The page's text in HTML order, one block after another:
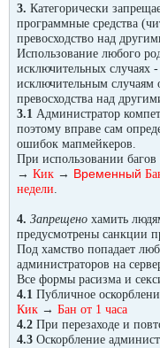
3. Категорически
программные средства
превосходство над
Использование любого
исключительных случаях -
исключительным случаям
превосходства над
3.1 Администратор
поэтому вправе сам
ошибок мапмейкеров.
При использовании багов
→ Кик → Временный
недели
4. Запрещено хамить
предусмотрены санкции
Под хамство попадает
администраторов на
Все формы расизма и
4.1 Публичное
Кик → Бан от 1 часа
4.2 При перезаходе и
4.3 Оскорбление